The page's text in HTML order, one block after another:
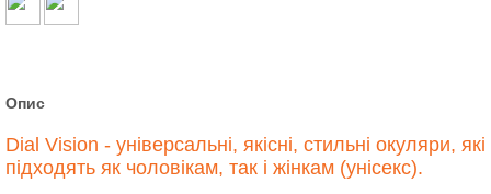
Опис
Dial Vision - універсальні, якісні, стильні окуляри, які
підходять як чоловікам, так і жінкам (унісекс).